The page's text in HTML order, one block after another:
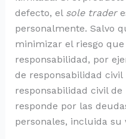
defecto, el sole trader
personalmente. Salvo
minimizar el riesgo
responsabilidad, por
de responsabilidad civil
responsabilidad civil
responde por las
personales, incluida su